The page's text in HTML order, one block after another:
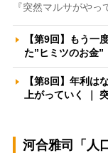
『突然マルサがや
【第9回】もう
た”ヒミツのお金
【第8回】年利
上がっていく ｜
河合雅司「人